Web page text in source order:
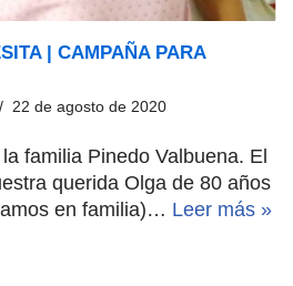
| CAMPAÑA PARA
22 de agosto de 2020
familia Pinedo Valbuena. El
querida Olga de 80 años
en familia)… Leer más »